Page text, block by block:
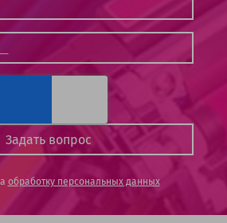
обработку персональных данных